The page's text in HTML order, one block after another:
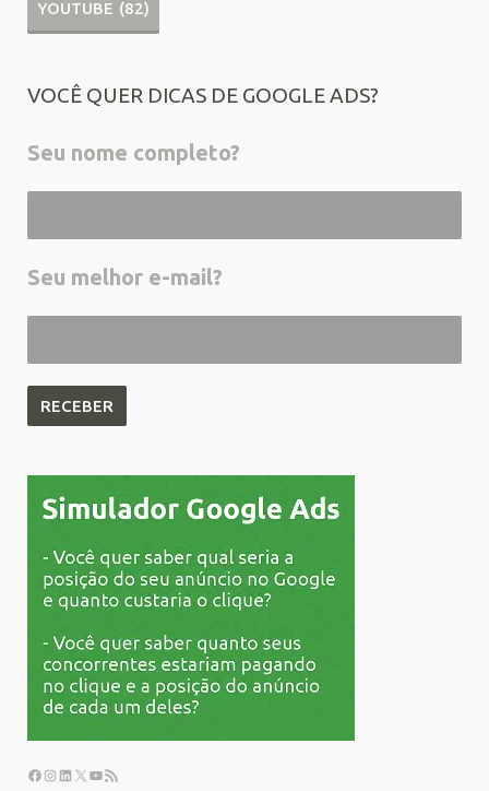
YOUTUBE (82)
VOCÊ QUER DICAS DE GOOGLE ADS?
Seu nome completo?
Seu melhor e-mail?